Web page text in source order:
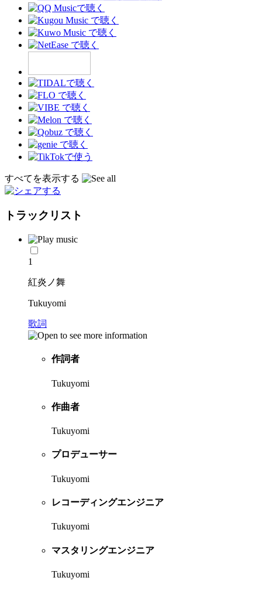
すべてを表示する
トラックリスト
1
紅炎ノ舞
Tukuyomi
歌詞
作詞者
Tukuyomi
作曲者
Tukuyomi
プロデューサー
Tukuyomi
レコーディングエンジニア
Tukuyomi
マスタリングエンジニア
Tukuyomi